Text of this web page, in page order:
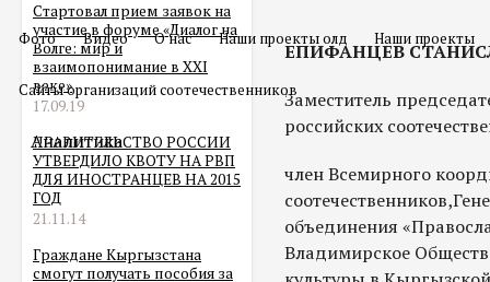
Фото Видео О нас Наши проекты олд Наши проекты
Сайты организаций соотечественников
Аналитика
Стартовал прием заявок на
участие в форуме «Диалог на
Волге: мир и
взаимопонимание в XXI
веке»
17.09.19
ПРАВИТЕЛЬСТВО РОССИИ
УТВЕРДИЛО КВОТУ НА РВП
ДЛЯ ИНОСТРАНЦЕВ НА 2015
ГОД
21.11.14
Граждане Кыргызстана
смогут получать пособия за
ЕПИФАНЦЕВ
Заместитель
российских
член Всемирного
объединения
Владимирское